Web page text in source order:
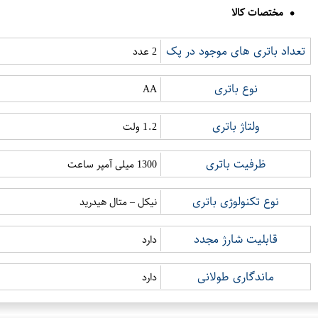
مختصات کالا
تعداد باتری های موجود در پک 2 عدد
نوع باتری AA
ولتاژ باتری 1.2 ولت
ظرفیت باتری 1300 میلی آمپر ساعت
نوع تکنولوژی باتری نیکل – متال هیدرید
قابلیت شارژ مجدد دارد
ماندگاری طولانی دارد